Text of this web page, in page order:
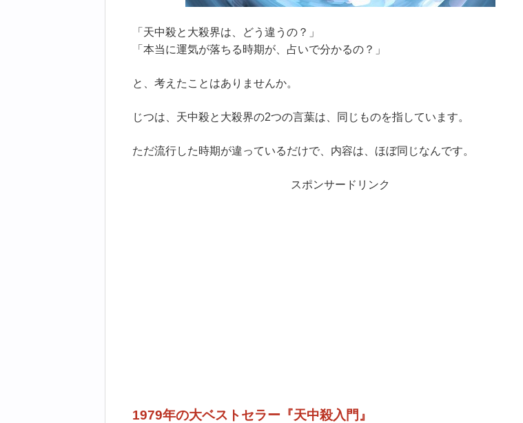
「天中殺と大殺界は、どう違うの？」
「本当に運気が落ちる時期が、占いで分かるの？」
と、考えたことはありませんか。
じつは、天中殺と大殺界の2つの言葉は、同じものを指しています。
ただ流行した時期が違っているだけで、内容は、ほぼ同じなんです。
スポンサードリンク
1979年の大ベストセラー『天中殺入門』